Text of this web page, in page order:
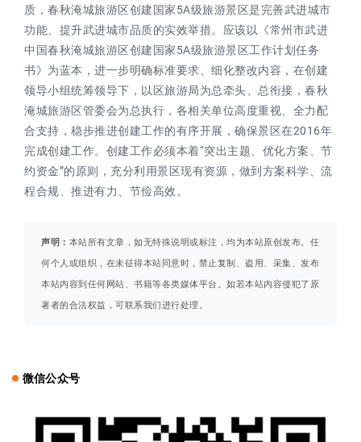
质，春秋淹城旅游区创建国家5A级旅游景区是完善武进城市
功能、提升武进城市品质的实效举措。应该以《常州市武进
中国春秋淹城旅游区创建国家5A级旅游景区工作计划任务
书》为蓝本，进一步明确标准要求、细化整改内容，在创建
领导小组统筹领导下，以区旅游局为总牵头、总衔接，春秋
淹城旅游区管委会为总执行，各相关单位高度重视、全力配
合支持，稳步推进创建工作的有序开展，确保景区在2016年
完成创建工作。创建工作必须本着“突出主题、优化方案、节
约资金”的原则，充分利用景区现有资源，做到方案科学、流
程合规、推进有力、节俭高效。
声明： 本站所有文章，如无特殊说明或标注，均为本站原创发布。任
何个人或组织，在未征得本站同意时，禁止复制、盗用、采集、发布
本站内容到任何网站、书籍等各类媒体平台。如若本站内容侵犯了原
著者的合法权益，可联系我们进行处理。
微信公众号